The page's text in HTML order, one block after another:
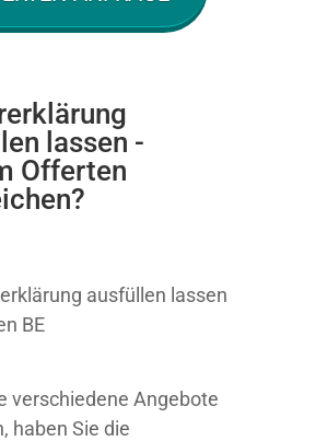
lassen -
Offerten
verschiedene Angebote
haben Sie die